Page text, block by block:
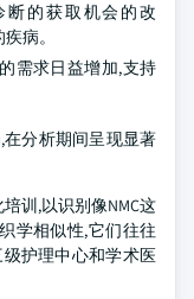
的获取机会的改
病。
需求日益增加,支持
在分析期间呈现显著
训,以识别像NMC这
学相似性,它们往往
护理中心和学术医